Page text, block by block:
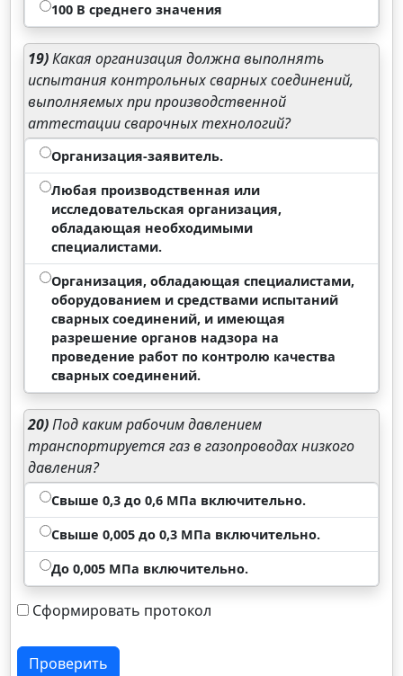
100 В среднего значения
19)Какая организация должна выполнять
испытания контрольных сварных соединений,
выполняемых при производственной
аттестации сварочных технологий?
Организация-заявитель.
Любая производственная или
исследовательская организация,
обладающая необходимыми
специалистами.
Организация, обладающая специалистами,
оборудованием и средствами испытаний
сварных соединений, и имеющая
разрешение органов надзора на
проведение работ по контролю качества
сварных соединений.
20)Под каким рабочим давлением
транспортируется газ в газопроводах низкого
давления?
Свыше 0,3 до 0,6 МПа включительно.
Свыше 0,005 до 0,3 МПа включительно.
До 0,005 МПа включительно.
Сформировать протокол
Проверить